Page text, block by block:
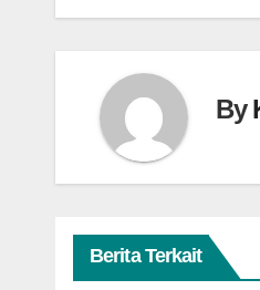
By
Berita Terkait